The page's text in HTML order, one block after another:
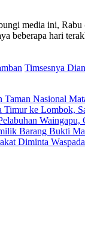
media ini,
beberapa hari
Timsesnya
Nasional
ke Lombok,
Barang Bukti
Diminta